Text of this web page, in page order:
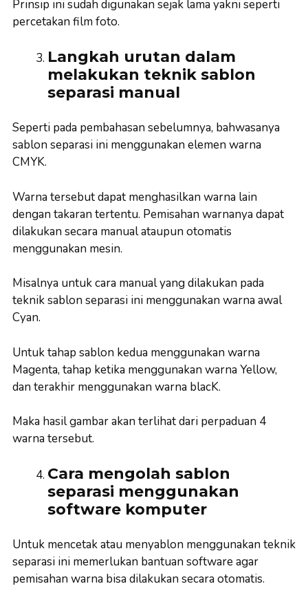
Prinsip ini sudah digunakan sejak lama yakni seperti
percetakan film foto.
Langkah urutan dalam
melakukan teknik sablon
separasi manual
Seperti pada pembahasan sebelumnya, bahwasanya
sablon separasi ini menggunakan elemen warna
CMYK.
Warna tersebut dapat menghasilkan warna lain
dengan takaran tertentu. Pemisahan warnanya dapat
dilakukan secara manual ataupun otomatis
menggunakan mesin.
Misalnya untuk cara manual yang dilakukan pada
teknik sablon separasi ini menggunakan warna awal
Cyan.
Untuk tahap sablon kedua menggunakan warna
Magenta, tahap ketika menggunakan warna Yellow,
dan terakhir menggunakan warna blacK.
Maka hasil gambar akan terlihat dari perpaduan 4
warna tersebut.
Cara mengolah sablon
separasi menggunakan
software komputer
Untuk mencetak atau menyablon menggunakan teknik
separasi ini memerlukan bantuan software agar
pemisahan warna bisa dilakukan secara otomatis.